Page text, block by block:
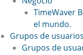
TimeWaver
el mundo.
Grupos de usuarios
Grupos de